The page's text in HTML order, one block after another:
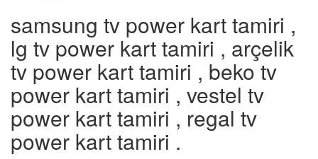
samsung tv power kart tamiri ,
lg tv power kart tamiri , arçelik
tv power kart tamiri , beko tv
power kart tamiri , vestel tv
power kart tamiri , regal tv
power kart tamiri .